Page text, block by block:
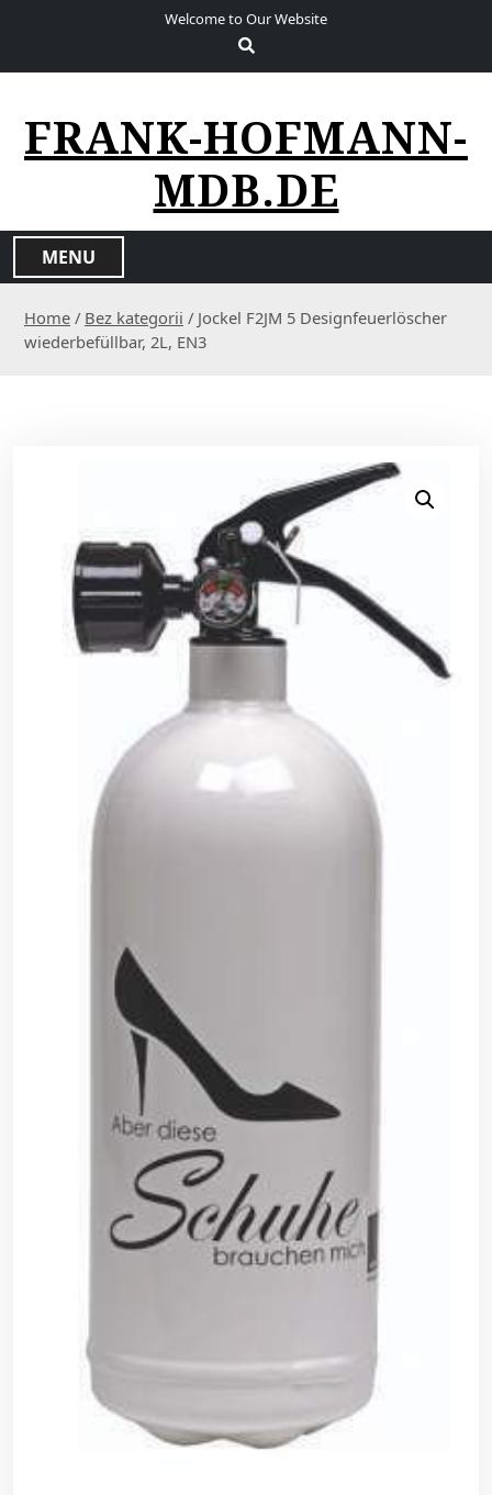
Welcome to Our Website
FRANK-HOFMANN-
MDB.DE
MENU
Home / Bez kategorii / Jockel F2JM 5 Designfeuerlöscher
wiederbefüllbar, 2L, EN3